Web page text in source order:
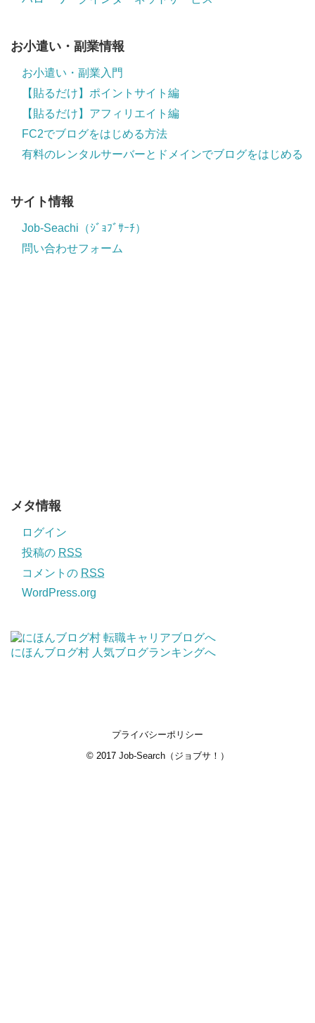
お小遣い・副業情報
お小遣い・副業入門
【貼るだけ】ポイントサイト編
【貼るだけ】アフィリエイト編
FC2でブログをはじめる方法
有料のレンタルサーバーとドメインでブログをはじめる
サイト情報
Job-Seachi（ｼﾞｮﾌﾞｻｰﾁ）
問い合わせフォーム
メタ情報
ログイン
投稿の RSS
コメントの RSS
WordPress.org
にほんブログ村 人気ブログランキングへ
プライバシーポリシー
© 2017 Job-Search（ジョブサ！）